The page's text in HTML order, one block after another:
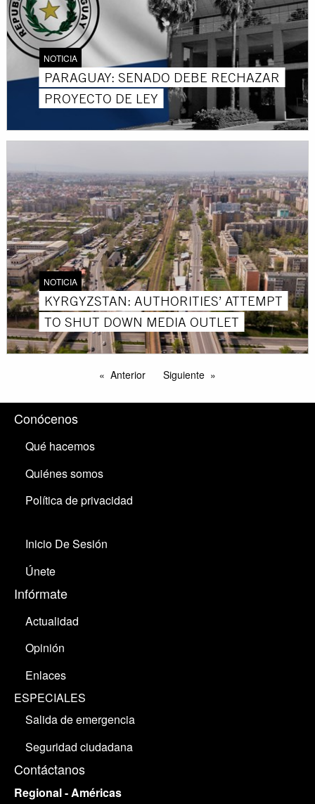
NOTICIA
PARAGUAY: SENADO DEBE RECHAZAR
PROYECTO DE LEY
NOTICIA
KYRGYZSTAN: AUTHORITIES’ ATTEMPT
TO SHUT DOWN MEDIA OUTLET
Anterior Siguiente
Conócenos
Qué hacemos
Quiénes somos
Política de privacidad
Inicio De Sesión
Únete
Infórmate
Actualidad
Opinión
Enlaces
ESPECIALES
Salida de emergencia
Seguridad ciudadana
Contáctanos
Regional - Américas